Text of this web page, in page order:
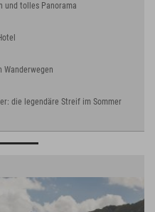
und tolles Panorama
Wanderwegen
die legendäre Streif im Sommer